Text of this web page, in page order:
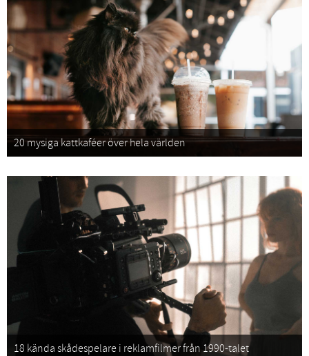
20 mysiga kattkaféer över hela världen
18 kända skådespelare i reklamfilmer från 1990-talet